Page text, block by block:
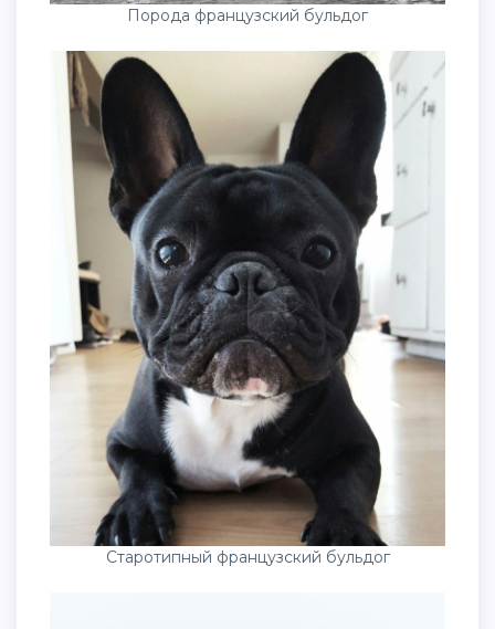
Порода французский бульдог
Старотипный французский бульдог